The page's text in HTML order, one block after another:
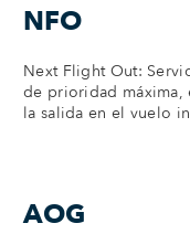
NFO
Next Flight Out:
de prioridad máxima,
la salida en el vuelo
AOG